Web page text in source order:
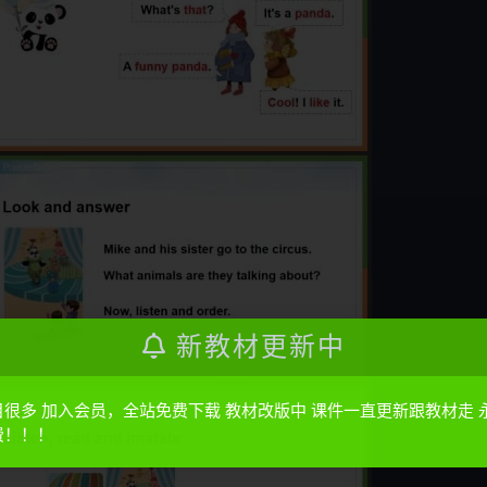
新教材更新中
很多 加入会员，全站免费下载 教材改版中 课件一直更新跟教材走
！！